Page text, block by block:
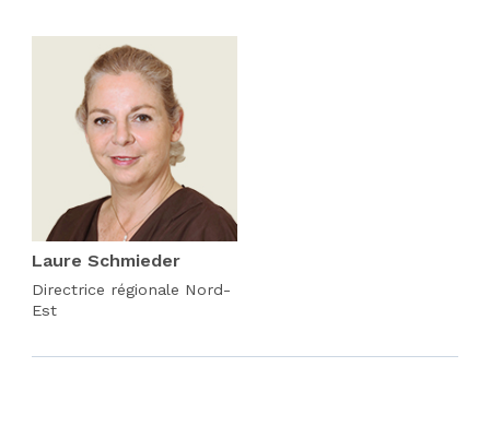
Laure Schmieder
Directrice régionale Nord-
Est